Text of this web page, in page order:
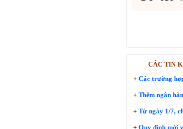
CÁC TIN
+ Các trường
+ Thêm ngân
+ Từ ngày 1/7,
+ Quy định mới